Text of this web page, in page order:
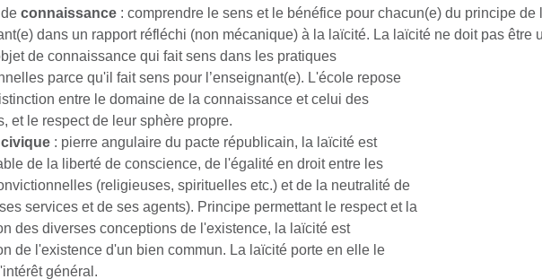
deconnaissance : comprendre le sens et le bénéfice pour chacun(e) du principe
dans un rapport réfléchi (non mécanique) à la laïcité. La laïcité ne doit pas être
de connaissance qui fait sens dans les pratiques
parce qu'il fait sens pour l’enseignant(e). L'école repose
entre le domaine de la connaissance et celui des
et le respect de leur sphère propre.
civique : pierre angulaire du pacte républicain, la laïcité est
de la liberté de conscience, de l'égalité en droit entre les
(religieuses, spirituelles etc.) et de la neutralité de
ses services et de ses agents). Principe permettant le respect et la
des diverses conceptions de l'existence, la laïcité est
de l'existence d'un bien commun. La laïcité porte en elle le
général.